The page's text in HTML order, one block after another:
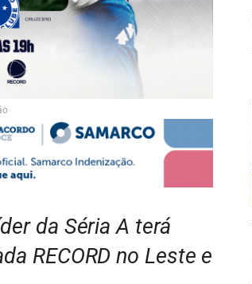
da Séria A terá
RECORD no Leste e